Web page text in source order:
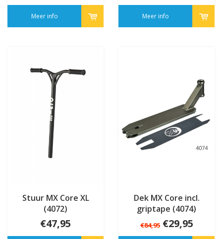
Meer info Meer info
Stuur MX Core XL
(4072)
€47,95
Dek MX Core incl.
griptape (4074)
€84,95 €29,95